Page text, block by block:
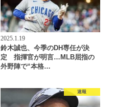
2025.1.19
鈴木誠也、今季のDH専任が決
定 指揮官が明言…MLB屈指の
外野陣で“本格…
速報